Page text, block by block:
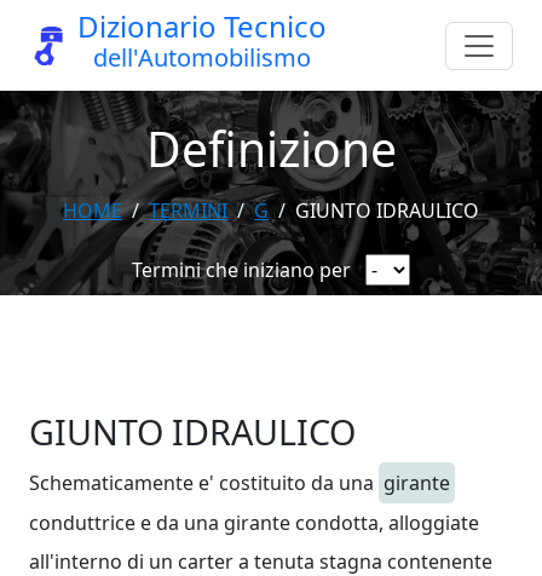
Dizionario Tecnico
dell'Automobilismo
Definizione
HOME TERMINI G GIUNTO IDRAULICO
Termini che iniziano per
GIUNTO IDRAULICO
Schematicamente e' costituito da una girante
conduttrice e da una girante condotta, alloggiate
all'interno di un carter a tenuta stagna contenente